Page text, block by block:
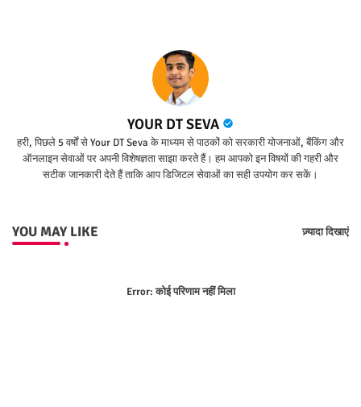
YOUR DT SEVA
हरी, पिछले 5 वर्षों से Your DT Seva के माध्यम से पाठकों को सरकारी योजनाओं, बैंकिंग और
ऑनलाइन सेवाओं पर अपनी विशेषज्ञता साझा करते हैं। हम आपको इन विषयों की गहरी और
सटीक जानकारी देते हैं ताकि आप डिजिटल सेवाओं का सही उपयोग कर सकें।
YOU MAY LIKE ज़्यादा दिखाएं
Error:कोई परिणाम नहीं मिला